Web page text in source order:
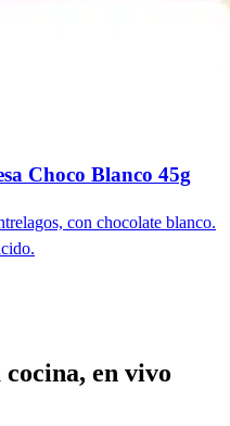
Choco Blanco 45g
con chocolate blanco.
en vivo